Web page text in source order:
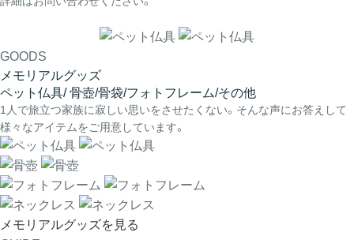
GOODS
メモリアルグッズ
ペット仏具/ 骨壺/骨袋/フォトフレーム/その他
1人で旅立つ家族に寂しい思いをさせたくない。そんな声にお答えして
様々なアイテムをご用意しています。
メモリアルグッズを見る